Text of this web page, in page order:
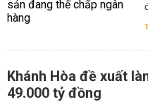
Khánh Hòa đề xuất
49.000 tỷ đồng